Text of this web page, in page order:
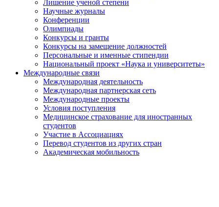
Лишение ученой степени
Научные журналы
Конференции
Олимпиады
Конкурсы и гранты
Конкурсы на замещение должностей
Персональные и именные стипендии
Национальный проект «Наука и университеты»
Международные связи
Международная деятельность
Международная партнерская сеть
Международные проекты
Условия поступления
Медицинское страхование для иностранных
студентов
Участие в Ассоциациях
Перевод студентов из других стран
Академическая мобильность